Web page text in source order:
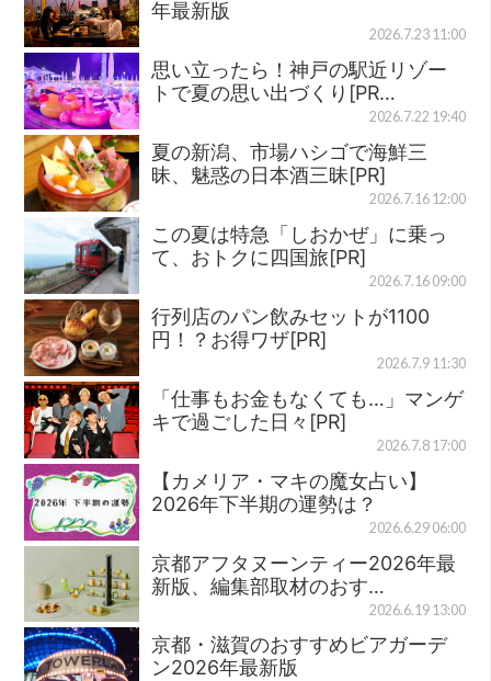
年最新版
2026.7.23 11:00
思い立ったら！神戸の駅近リゾー
トで夏の思い出づくり[PR…
2026.7.22 19:40
夏の新潟、市場ハシゴで海鮮三
昧、魅惑の日本酒三昧[PR]
2026.7.16 12:00
この夏は特急「しおかぜ」に乗っ
て、おトクに四国旅[PR]
2026.7.16 09:00
行列店のパン飲みセットが1100
円！？お得ワザ[PR]
2026.7.9 11:30
「仕事もお金もなくても…」マンゲ
キで過ごした日々[PR]
2026.7.8 17:00
【カメリア・マキの魔女占い】
2026年下半期の運勢は？
2026.6.29 06:00
京都アフタヌーンティー2026年最
新版、編集部取材のおす…
2026.6.19 13:00
京都・滋賀のおすすめビアガーデ
ン2026年最新版